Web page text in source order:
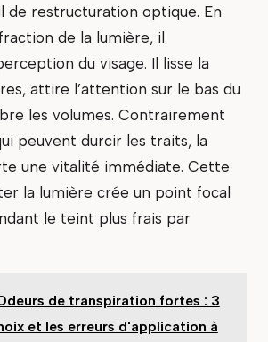
de restructuration optique. En
de la lumière, il
du visage. Il lisse la
attire l’attention sur le bas du
les volumes. Contrairement
peuvent durcir les traits, la
une vitalité immédiate. Cette
la lumière crée un point focal
le teint plus frais par
de transpiration fortes : 3
et les erreurs d'application à